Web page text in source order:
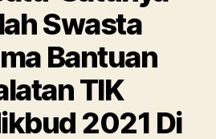
Swasta
Bantuan
TIK
2021 Di